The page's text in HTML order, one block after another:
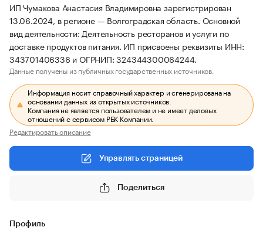
ИП Чумакова Анастасия Владимировна зарегистрирован
13.06.2024, в регионе — Волгоградская область. Основной
вид деятельности: Деятельность ресторанов и услуги по
доставке продуктов питания. ИП присвоены реквизиты ИНН:
343701406336 и ОГРНИП: 324344300064244.
Данные получены из публичных государственных источников.
Информация носит справочный характер и сгенерирована на
основании данных из открытых источников.
Компания не является пользователем и не имеет деловых
отношений с сервисом РБК Компании.
Редактировать описание
Управлять страницей
Поделиться
Профиль